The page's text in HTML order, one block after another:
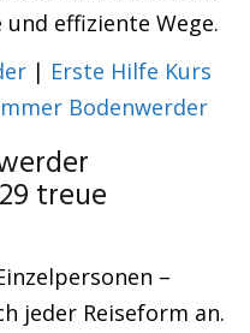
effiziente Wege.
| Erste Hilfe Kurs
Bodenwerder
treue
–
jeder Reiseform an.